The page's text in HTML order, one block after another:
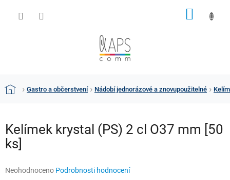
DomůGastro a občerstvení Nádobí jednorázové a znovupoužitelné
Kelímek krystal (PS) 2 cl O37 mm [50
ks]
Průměrné
Neohodnoceno Podrobnosti hodnocení